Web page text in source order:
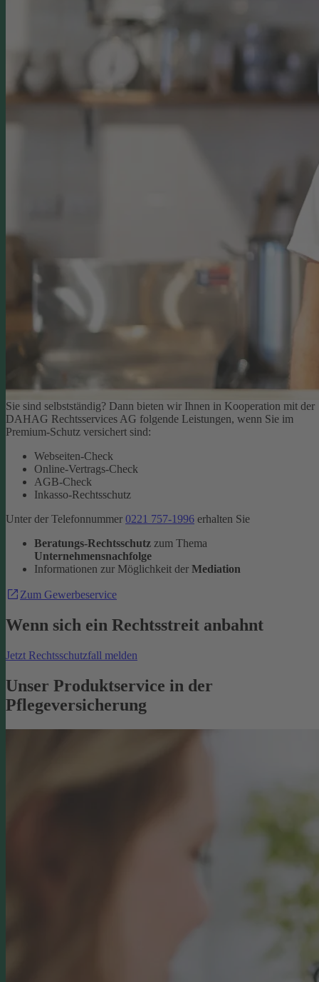
Sie sind selbstständig? Dann bieten wir Ihnen in Kooperation mit der
DAHAG Rechtsservices AG folgende Leistungen, wenn Sie im
Premium-Schutz versichert sind:
Webseiten-Check
Online-Vertrags-Check
AGB-Check
Inkasso-Rechtsschutz
Unter der Telefonnummer 0221 757-1996 erhalten Sie
Beratungs-Rechtsschutz zum Thema
Unternehmensnachfolge
Informationen zur Möglichkeit der Mediation
Zum Gewerbeservice
Wenn sich ein Rechtsstreit anbahnt
Jetzt Rechtsschutzfall melden
Unser Produktservice in der
Pflegeversicherung